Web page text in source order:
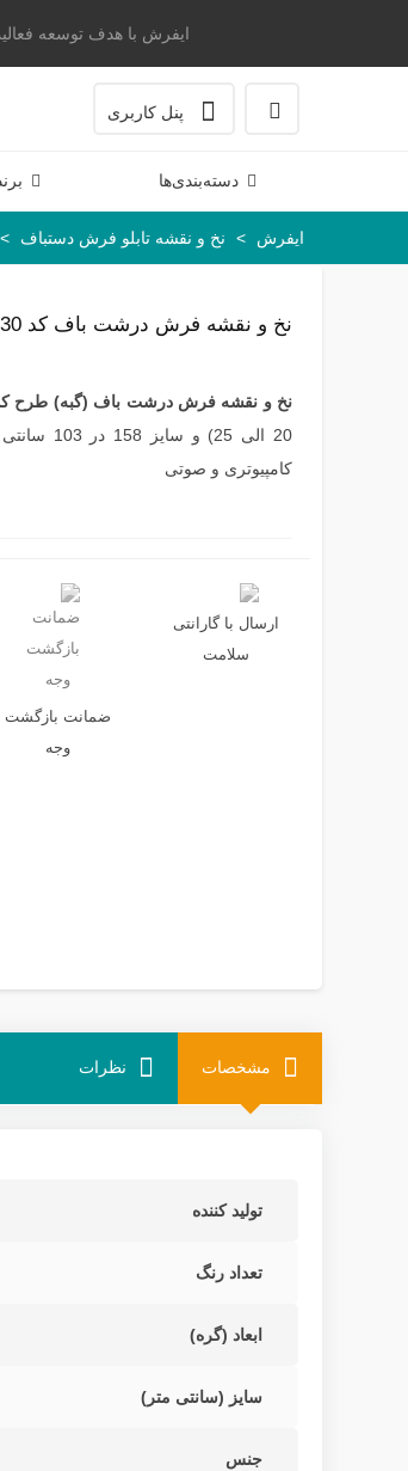
ایفرش با هدف توسعه فعالیت
پنل کاربری
دسته‌بندی‌ها
ایفرش > نخ و نقشه تابلو فرش دستباف >
نخ و نقشه فرش درشت باف کد 30
نخ و نقشهفرش درشت باف (گبه) طرح کد
20 الی
کامپیوتری و صوتی
ارسال با گارانتی
سلامت
ضمانت بازگشت
وجه
مشخصات نظرات
تولید کننده
تعداد رنگ
ابعاد (گره)
سایز (سانتی متر)
جنس